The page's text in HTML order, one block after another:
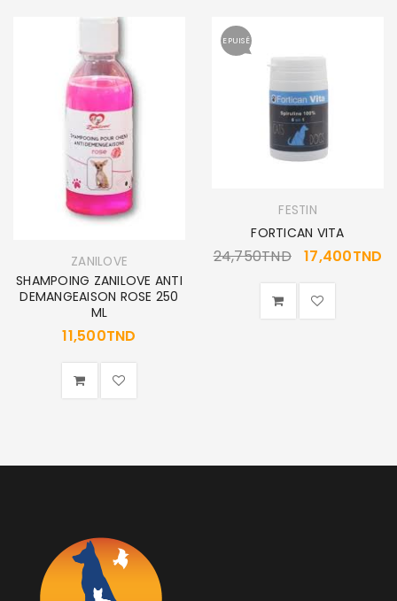
ZANILOVE
SHAMPOING ZANILOVE ANTI
DEMANGEAISON ROSE 250
ML
11,500TND
EPUISÉ
FESTIN
FORTICAN VITA
24,750TND 17,400TND